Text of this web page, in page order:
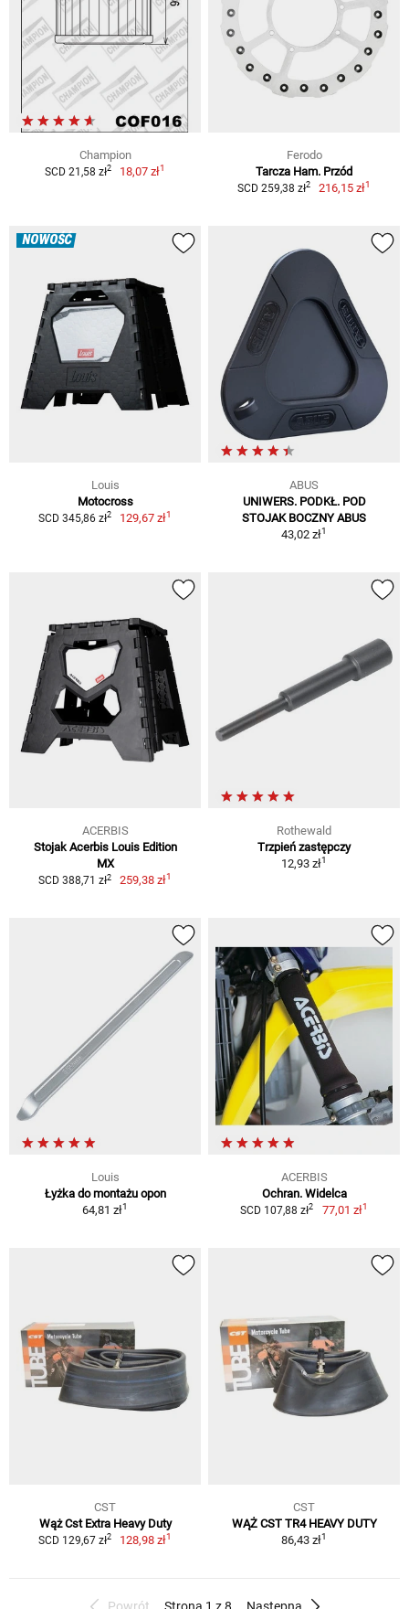
Champion
SCD 21,58 zł2 18,07 zł1
Ferodo
Tarcza Ham. Przód
SCD 259,38 zł2 216,15 zł1
NOWOŚĆ
Louis
Motocross
SCD 345,86 zł2 129,67 zł1
ABUS
UNIWERS. PODKŁ. POD
STOJAK BOCZNY ABUS
43,02 zł1
ACERBIS
Stojak Acerbis Louis Edition
MX
SCD 388,71 zł2 259,38 zł1
Rothewald
Trzpień zastępczy
12,93 zł1
Louis
Łyżka do montażu opon
64,81 zł1
ACERBIS
Ochran. Widelca
SCD 107,88 zł2 77,01 zł1
CST
Wąż Cst Extra Heavy Duty
SCD 129,67 zł2 128,98 zł1
CST
WĄŻ CST TR4 HEAVY DUTY
86,43 zł1
Powrót Strona 1 z 8 Następna